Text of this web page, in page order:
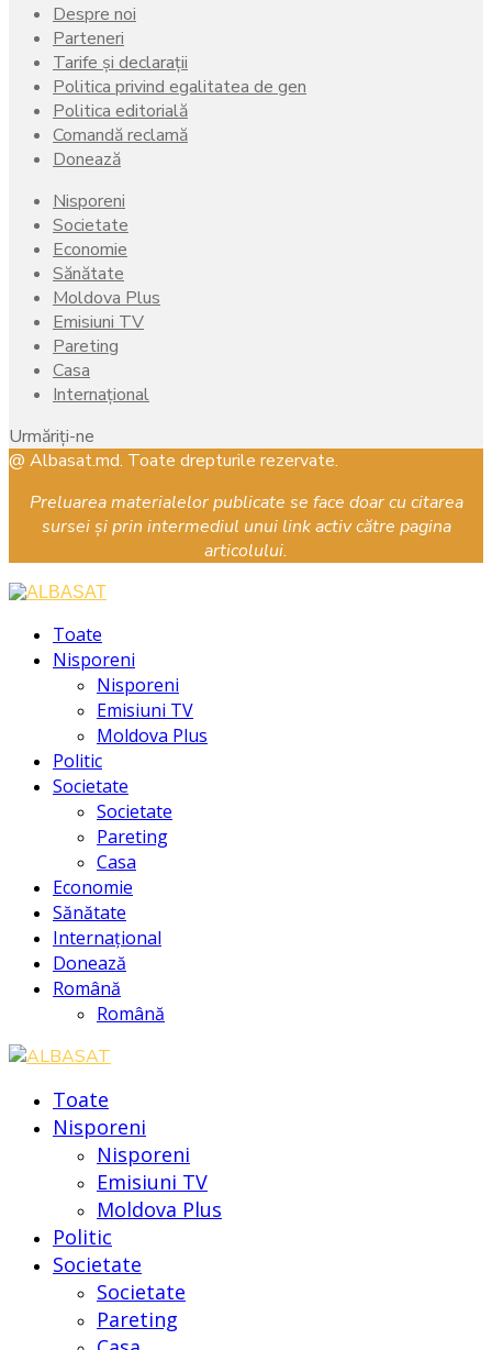
Despre noi
Parteneri
Tarife și declarații
Politica privind egalitatea de gen
Politica editorială
Comandă reclamă
Donează
Nisporeni
Societate
Economie
Sănătate
Moldova Plus
Emisiuni TV
Pareting
Casa
Internațional
Urmăriți-ne
Facebook
Instagram
Youtube
@ Albasat.md. Toate drepturile rezervate.
Preluarea materialelor publicate se face doar cu citarea
sursei și prin intermediul unui link activ către pagina
articolului.
Toate
Nisporeni
Nisporeni
Emisiuni TV
Moldova Plus
Politic
Societate
Societate
Pareting
Casa
Economie
Sănătate
Internațional
Donează
Română
Română
Toate
Nisporeni
Nisporeni
Emisiuni TV
Moldova Plus
Politic
Societate
Societate
Pareting